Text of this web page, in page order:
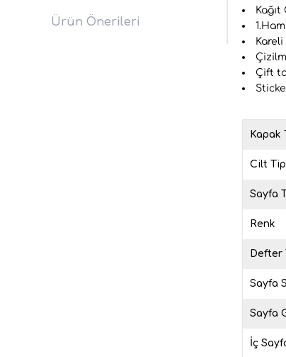
Ürün Önerileri
Kağıt
Kareli
Çift
Kapak
Cilt
Sayfa
Renk
Defter
Sayfa
Sayfa
İç